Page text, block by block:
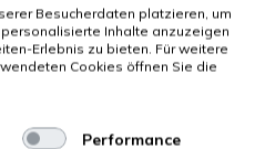
den Warenkorb
Besucherdaten platzieren, um
Inhalte anzuzeigen
Erlebnis zu bieten. Für weitere
Cookies öffnen Sie die
Performance